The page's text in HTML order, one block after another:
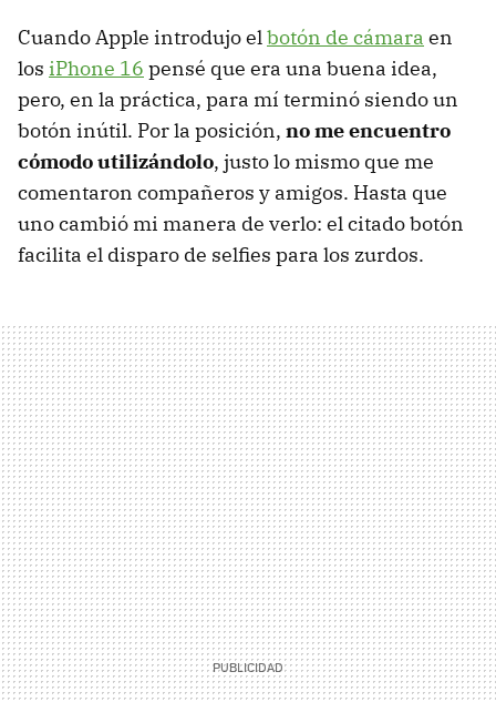
Cuando Apple introdujo elbotón de cámara en
los iPhone 16 pensé que era una buena idea,
pero, en la práctica, para mí terminó siendo un
botón inútil. Por la posición, no me encuentro
cómodo utilizándolo, justo lo mismo que me
comentaron compañeros y amigos. Hasta que
uno cambió mi manera de verlo: el citado botón
facilita el disparo de selfies para los zurdos.